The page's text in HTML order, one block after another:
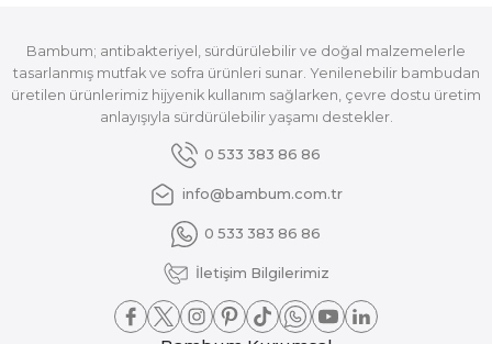
Bambum; antibakteriyel, sürdürülebilir ve doğal malzemelerle
tasarlanmış mutfak ve sofra ürünleri sunar. Yenilenebilir bambudan
üretilen ürünlerimiz hijyenik kullanım sağlarken, çevre dostu üretim
anlayışıyla sürdürülebilir yaşamı destekler.
0 533 383 86 86
info@bambum.com.tr
0 533 383 86 86
İletişim Bilgilerimiz